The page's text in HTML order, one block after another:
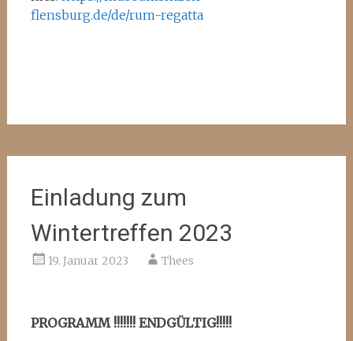
flensburg.de/de/rum-regatta
Einladung zum
Wintertreffen 2023
19. Januar 2023 Thees
PROGRAMM !!!!!!! ENDGÜLTIG!!!!!